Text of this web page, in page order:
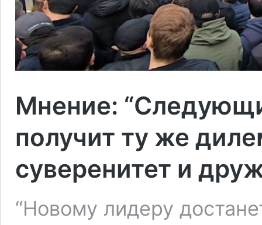
Мнение:
получит ту же
суверенитет и
“Новому лидеру